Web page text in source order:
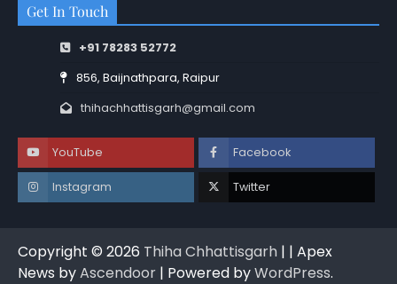
Get In Touch
+91 78283 52772
856, Baijnathpara, Raipur
thihachhattisgarh@gmail.com
YouTube Facebook
Instagram Twitter
Copyright © 2026 Thiha Chhattisgarh | | Apex
News byAscendoor | Powered byWordPress.